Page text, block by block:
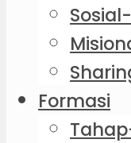
Formasi